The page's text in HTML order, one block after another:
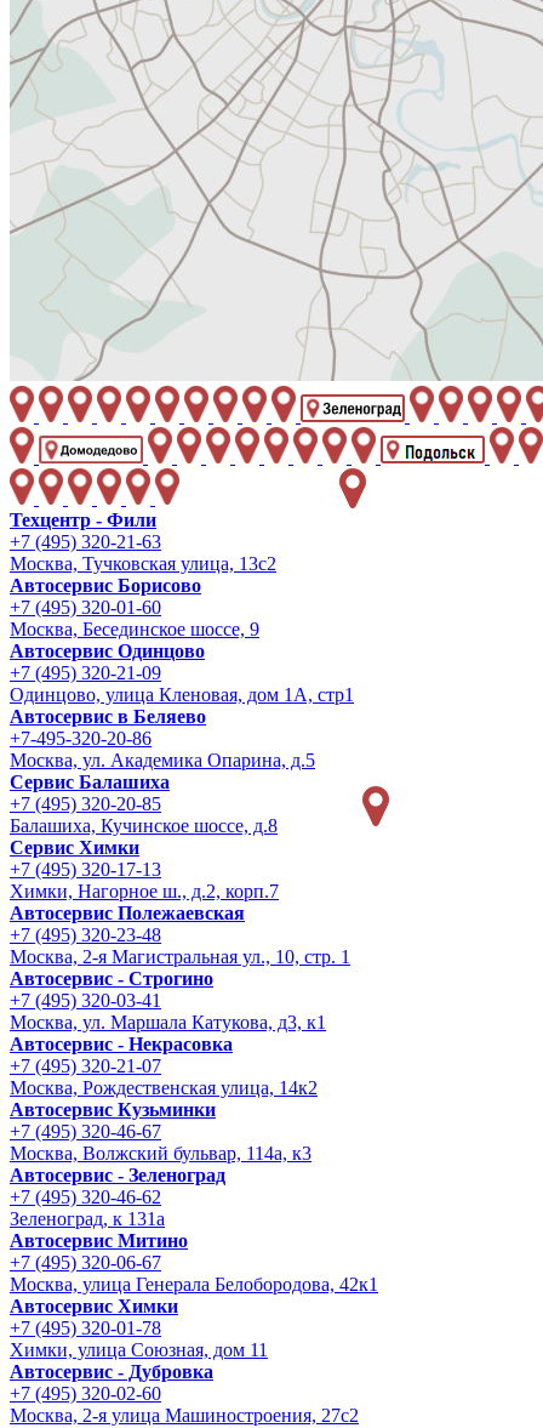
Техцентр - Фили
+7 (495) 320-21-63
Москва, Тучковская улица, 13с2
Автосервис Борисово
+7 (495) 320-01-60
Москва, Бесединское шоссе, 9
Автосервис Одинцово
+7 (495) 320-21-09
Одинцово, улица Кленовая, дом 1А, стр1
Автосервис в Беляево
+7-495-320-20-86
Москва, ул. Академика Опарина, д.5
Сервис Балашиха
+7 (495) 320-20-85
Балашиха, Кучинское шоссе, д.8
Сервис Химки
+7 (495) 320-17-13
Химки, Нагорное ш., д.2, корп.7
Автосервис Полежаевская
+7 (495) 320-23-48
Москва, 2-я Магистральная ул., 10, стр. 1
Автосервис - Строгино
+7 (495) 320-03-41
Москва, ул. Маршала Катукова, д3, к1
Автосервис - Некрасовка
+7 (495) 320-21-07
Москва, Рождественская улица, 14к2
Автосервис Кузьминки
+7 (495) 320-46-67
Москва, Волжский бульвар, 114а, к3
Автосервис - Зеленоград
+7 (495) 320-46-62
Зеленоград, к 131а
Автосервис Митино
+7 (495) 320-06-67
Москва, улица Генерала Белобородова, 42к1
Автосервис Химки
+7 (495) 320-01-78
Химки, улица Союзная, дом 11
Автосервис - Дубровка
+7 (495) 320-02-60
Москва, 2-я улица Машиностроения, 27с2